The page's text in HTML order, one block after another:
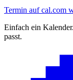
Termin auf cal.com
Einfach ein
passt.